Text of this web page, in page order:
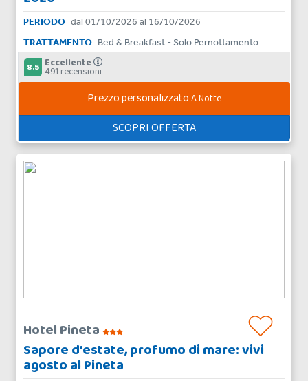
PERIODO dal 01/10/2026 al 16/10/2026
TRATTAMENTO Bed & Breakfast - Solo Pernottamento
8.5 Eccellente
491 recensioni
Prezzo personalizzatoA Notte
SCOPRI OFFERTA
Hotel Pineta
Sapore d’estate, profumo di mare: vivi
agosto al Pineta